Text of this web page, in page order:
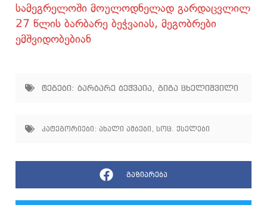
სამეგრელოში მოულოდნელად გარდაცვლილ
27 წლის ბარბარე ბეჭვაიას, მეგობრები
ემშვიდობებიან
ტეგები: ბარბარე ბეჭვაია გიგა ცხელიშვილი
კატეგორიები: ახალი ამბები , სოც. ქსელები
გაზიარება